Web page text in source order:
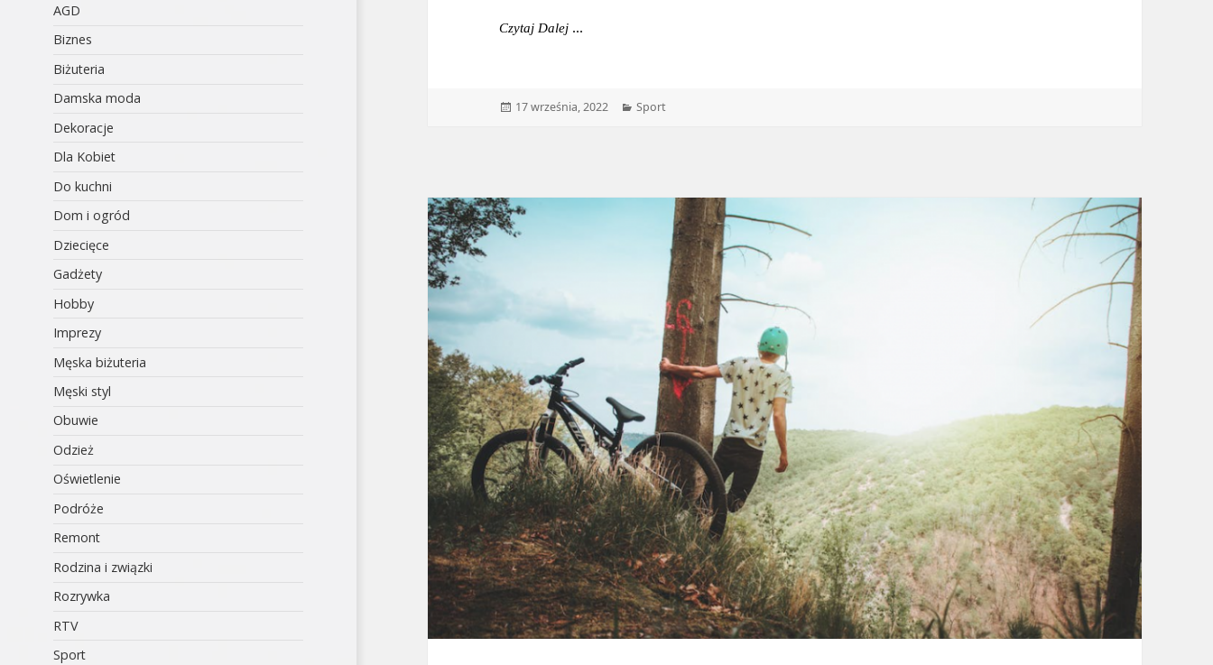
AGD
Biznes
Biżuteria
Damska moda
Dekoracje
Dla Kobiet
Do kuchni
Dom i ogród
Dziecięce
Gadżety
Hobby
Imprezy
Męska biżuteria
Męski styl
Obuwie
Odzież
Oświetlenie
Podróże
Remont
Rodzina i związki
Rozrywka
RTV
Sport
Czytaj Dalej
Data
17 września, 2022 Kategorie
Sport